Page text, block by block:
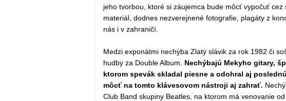
jeho tvorbou, ktoré si záujemca bude môcť vypočuť
materiál, dodnes nezverejnené fotografie, plagáty z
nás i v zahraničí.
Medzi exponátmi nechýba Zlatý slávik za rok 1982 či
hudby za Double Album. Nechýbajú Mekyho gitary,
ktorom spevák skladal piesne a odohral aj
môcť na tomto klávesovom nástroji aj zahrať.
Club Band skupiny Beatles, na ktorom má venovanie